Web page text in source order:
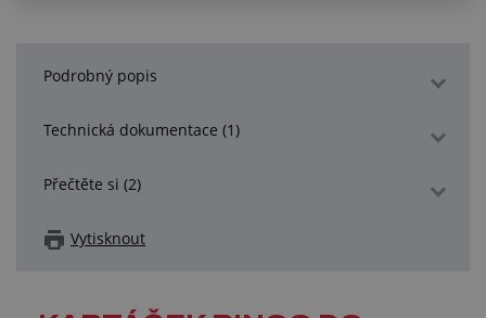
Podrobný popis
Technická dokumentace (1)
Přečtěte si (2)
Vytisknout